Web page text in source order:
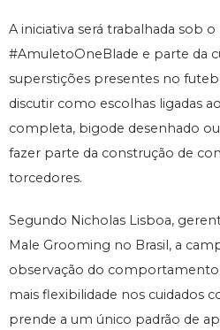
A iniciativa será trabalhada sob
#AmuletoOneBlade e parte da
superstições presentes no
discutir como escolhas ligadas
completa, bigode desenhado
fazer parte da construção de
torcedores.
Segundo Nicholas Lisboa,
Male Grooming no Brasil, a
observação do comportamento
mais flexibilidade nos cuidados
prende a um único padrão de